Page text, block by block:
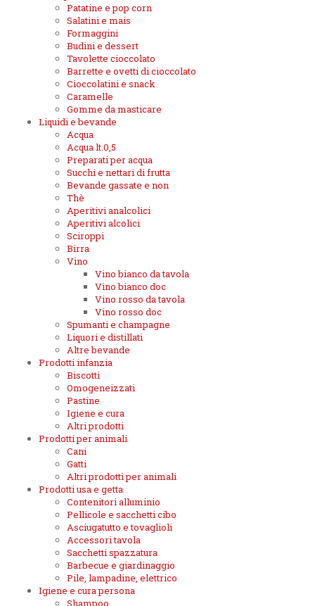
Patatine e pop corn
Salatini e mais
Formaggini
Budini e dessert
Tavolette cioccolato
Barrette e ovetti di cioccolato
Cioccolatini e snack
Caramelle
Gomme da masticare
Liquidi e bevande
Acqua
Acqua lt.0,5
Preparati per acqua
Succhi e nettari di frutta
Bevande gassate e non
Thè
Aperitivi analcolici
Aperitivi alcolici
Sciroppi
Birra
Vino
Vino bianco da tavola
Vino bianco doc
Vino rosso da tavola
Vino rosso doc
Spumanti e champagne
Liquori e distillati
Altre bevande
Prodotti infanzia
Biscotti
Omogeneizzati
Pastine
Igiene e cura
Altri prodotti
Prodotti per animali
Cani
Gatti
Altri prodotti per animali
Prodotti usa e getta
Contenitori alluminio
Pellicole e sacchetti cibo
Asciugatutto e tovaglioli
Accessori tavola
Sacchetti spazzatura
Barbecue e giardinaggio
Pile, lampadine, elettrico
Igiene e cura persona
Shampoo